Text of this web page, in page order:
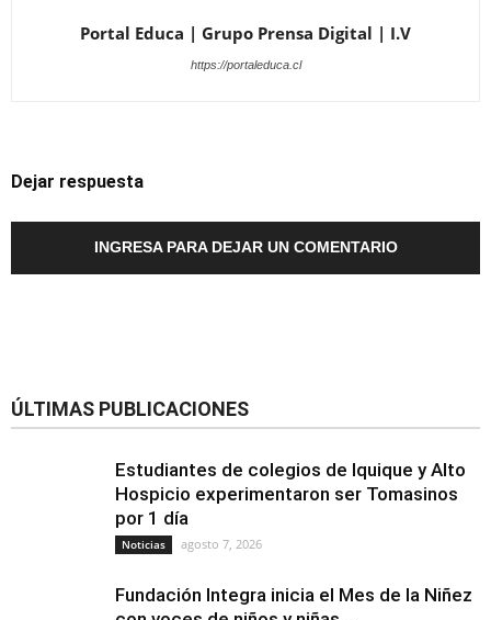
Portal Educa | Grupo Prensa Digital | I.V
https://portaleduca.cl
Dejar respuesta
INGRESA PARA DEJAR UN COMENTARIO
ÚLTIMAS PUBLICACIONES
Estudiantes de colegios de Iquique y Alto
Hospicio experimentaron ser Tomasinos
por 1 día
Noticias agosto 7, 2026
Fundación Integra inicia el Mes de la Niñez